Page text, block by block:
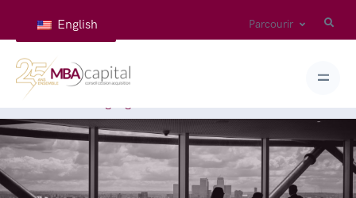
English Parcourir
Accueil